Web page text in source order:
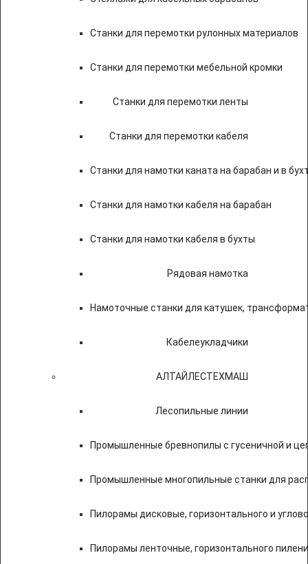
Станки для перемотки рулонных материалов
Станки для перемотки мебельной кромки
Станки для перемотки ленты
Станки для перемотки кабеля
Станки для намотки каната на барабан и в
Станки для намотки кабеля на барабан
Станки для намотки кабеля в бухты
Рядовая намотка
Намоточные станки для катушек,
Кабелеукладчики
АЛТАЙЛЕСТЕХМАШ
Лесопильные линии
Промышленные бревнопилы с гусеничной и
Промышленные многопильные станки для
Пилорамы дисковые, горизонтального и
Пилорамы ленточные, горизонтального